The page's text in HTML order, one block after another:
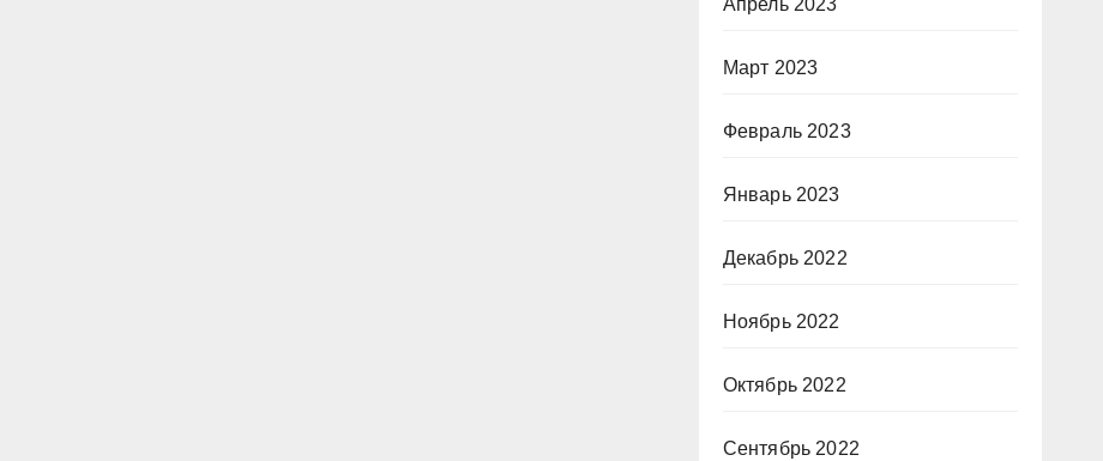
Апрель 2023
Март 2023
Февраль 2023
Январь 2023
Декабрь 2022
Ноябрь 2022
Октябрь 2022
Сентябрь 2022